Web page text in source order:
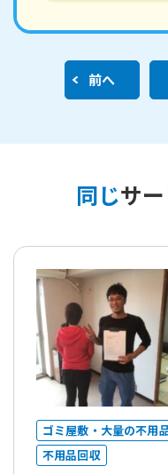
前へ
同じサ
ゴミ屋敷・大量の不用
不用品回収